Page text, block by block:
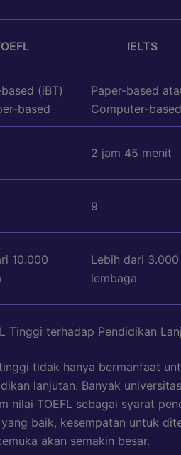
IELTS
(iBT)
based
Paper-based
Computer-based
2 jam 45 menit
9
10.000
Lebih dari 3.000
lembaga
Tinggi terhadap Pendidikan
tidak hanya bermanfaat
lanjutan. Banyak
nilai TOEFL sebagai syarat
baik, kesempatan untuk
akan semakin besar.